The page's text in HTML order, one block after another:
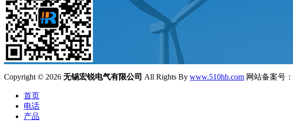
Copyright © 2026 无锡宏锐电气有限公司 All Rights By www.510hb.com 网站备案号：
首页
电话
产品